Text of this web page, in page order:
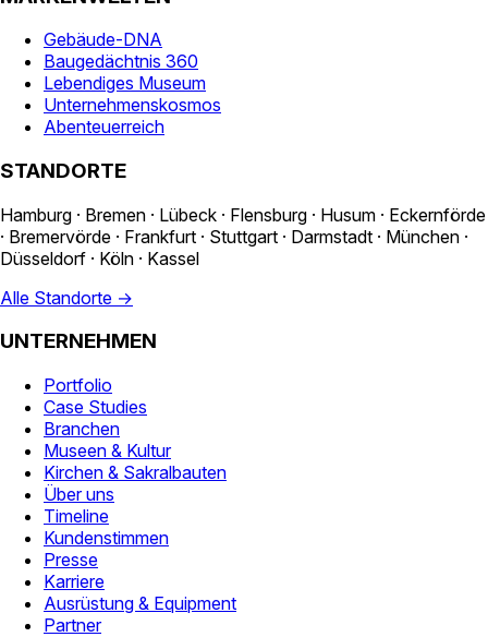
Gebäude-DNA
Baugedächtnis 360
Lebendiges Museum
Unternehmenskosmos
Abenteuerreich
STANDORTE
Hamburg · Bremen · Lübeck · Flensburg · Husum · Eckernförde
· Bremervörde · Frankfurt · Stuttgart · Darmstadt · München ·
Düsseldorf · Köln · Kassel
Alle Standorte →
UNTERNEHMEN
Portfolio
Case Studies
Branchen
Museen & Kultur
Kirchen & Sakralbauten
Über uns
Timeline
Kundenstimmen
Presse
Karriere
Ausrüstung & Equipment
Partner